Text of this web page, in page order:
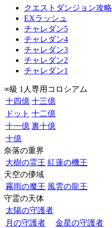
クエストダンジョン攻略
EXラッシュ
チャレダン5
チャレダン4
チャレダン3
チャレダン2
チャレダン1
∞級 1人専用コロシアム
十四億 十三億
ドット 十二億
十一億 裏十億
十億
奈落の重界
大樹の霊王 紅蓮の機王
天空の儚域
霧雨の魔王 風雲の龍王
守霊の天体
太陽の守護者
月の守護者
金星の守護者